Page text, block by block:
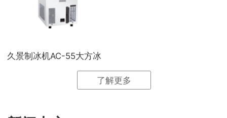
久景制冰机AC-55大方冰
了解更多